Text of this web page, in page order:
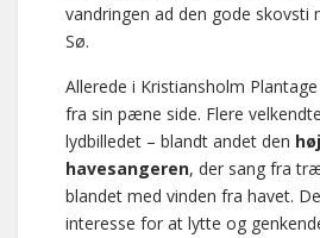
vandringen ad den gode
Sø.
Allerede i Kristiansholm
fra sin pæne side. Flere
lydbilledet – blandt andet den
havesangeren, der sang fra
blandet med vinden fra havet.
interesse for at lytte og